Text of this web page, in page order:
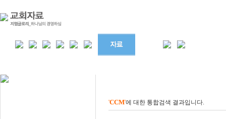
'CCM'에 대한 통합검색 결과입니다.